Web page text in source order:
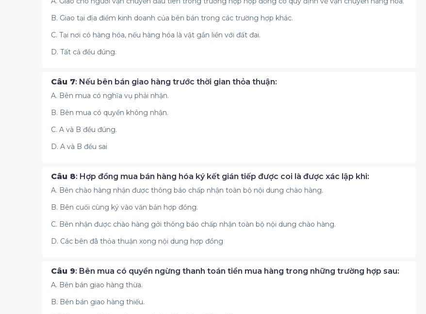
B. Giao tại địa điểm kinh doanh của bên bán trong các trường hợp khác.
C. Tại nơi có hàng hóa, nếu hàng hóa là vật gắn liền với đất đai.
D. Tất cả đều đúng.
Câu 7: Nếu bên bán giao hàng trước thời gian thỏa thuận:
A. Bên mua có nghĩa vụ phải nhận.
B. Bên mua có quyền không nhận.
C. A và B đều đúng.
D. A và B đều sai
Câu 8: Hợp đồng mua bán hàng hóa ký kết gián tiếp được coi là được xác lập khi:
A. Bên chào hàng nhận được thông báo chấp nhận toàn bộ nội dung chào hàng.
B. Bên cuối cùng ký vào văn bản hợp đồng.
C. Bên nhận được chào hàng gởi thông báo chấp nhận toàn bộ nội dung chào hàng.
D. Các bên đã thỏa thuận xong nội dung hợp đồng
Câu 9: Bên mua có quyền ngừng thanh toán tiền mua hàng trong những trường hợp sau:
A. Bên bán giao hàng thừa.
B. Bên bán giao hàng thiếu.